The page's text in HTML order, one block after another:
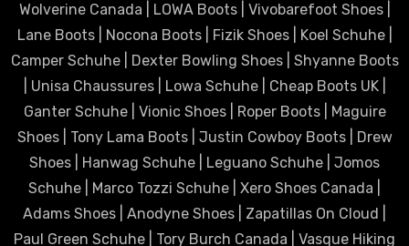
Wolverine Canada
LOWA Boots| Vivobarefoot Shoes|
Lane Boots| Nocona Boots| Fizik Shoes| Koel Schuhe|
Camper Schuhe| Dexter Bowling Shoes| Shyanne Boots
Unisa Chaussures| Lowa Schuhe| Cheap Boots UK
Ganter Schuhe
Vionic Shoes| Roper Boots| Maguire
Shoes| Tony Lama Boots| Justin Cowboy Boots| Drew
Shoes
Hanwag Schuhe Leguano Schuhe
Jomos
Schuhe
Marco Tozzi Schuhe Xero Shoes Canada
Adams Shoes
Anodyne Shoes Zapatillas On Cloud
Paul Green Schuhe
Tory Burch Canada Vasque Hiking